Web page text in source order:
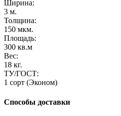
Ширина:
3 м.
Толщина:
150 мкм.
Площадь:
300 кв.м
Вес:
18 кг.
ТУ/ГОСТ:
1 сорт (Эконом)
Способы доставки